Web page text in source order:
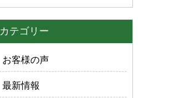
カテゴリー
お客様の声
最新情報